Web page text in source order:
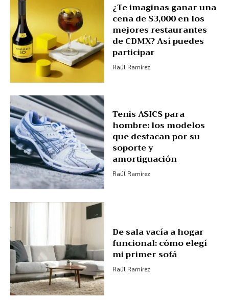
¿Te imaginas ganar una
cena de $3,000 en los
mejores restaurantes
de CDMX? Así puedes
participar
Raúl Ramírez
Tenis ASICS para
hombre: los modelos
que destacan por su
soporte y
amortiguación
Raúl Ramírez
De sala vacía a hogar
funcional: cómo elegí
mi primer sofá
Raúl Ramírez